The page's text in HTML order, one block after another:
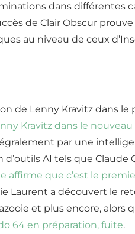
dans différentes
de Clair Obscur
au niveau de ceux
de Lenny Kravitz dans le
Kravitz dans le
par une
AI tels que Claude
affirme que c’est le
Laurent a découvert le
et plus encore, alors
64 en préparation, fuite.